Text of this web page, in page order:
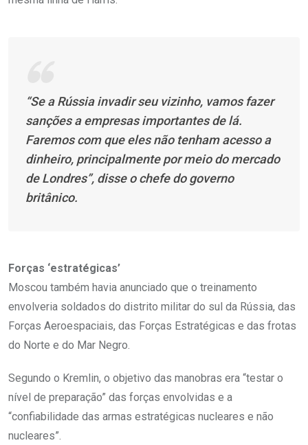
“Se a Rússia invadir seu vizinho, vamos fazer
sanções a empresas importantes de lá.
Faremos com que eles não tenham acesso a
dinheiro, principalmente por meio do mercado
de Londres”, disse o chefe do governo
britânico.
Forças ‘estratégicas’
Moscou também havia anunciado que o treinamento
envolveria soldados do distrito militar do sul da Rússia, das
Forças Aeroespaciais, das Forças Estratégicas e das frotas
do Norte e do Mar Negro.
Segundo o Kremlin, o objetivo das manobras era “testar o
nível de preparação” das forças envolvidas e a
“confiabilidade das armas estratégicas nucleares e não
nucleares”.